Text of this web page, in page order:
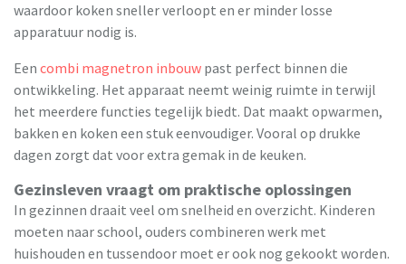
waardoor koken sneller verloopt en er minder losse
apparatuur nodig is.
Een combi magnetron inbouw past perfect binnen die
ontwikkeling. Het apparaat neemt weinig ruimte in terwijl
het meerdere functies tegelijk biedt. Dat maakt opwarmen,
bakken en koken een stuk eenvoudiger. Vooral op drukke
dagen zorgt dat voor extra gemak in de keuken.
Gezinsleven vraagt om praktische oplossingen
In gezinnen draait veel om snelheid en overzicht. Kinderen
moeten naar school, ouders combineren werk met
huishouden en tussendoor moet er ook nog gekookt worden.